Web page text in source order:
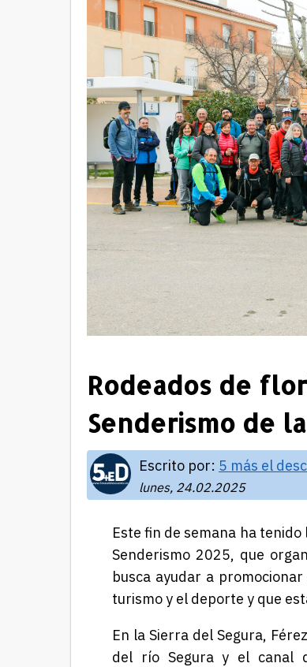
Rodeados de
Senderismo de
Escrito por: 5 más el
lunes, 24.02.2025
Este fin de semana ha
Senderismo 2025, que
busca ayudar a
turismo y el deporte y que
En la Sierra del Segura, Férez
del río Segura y el canal